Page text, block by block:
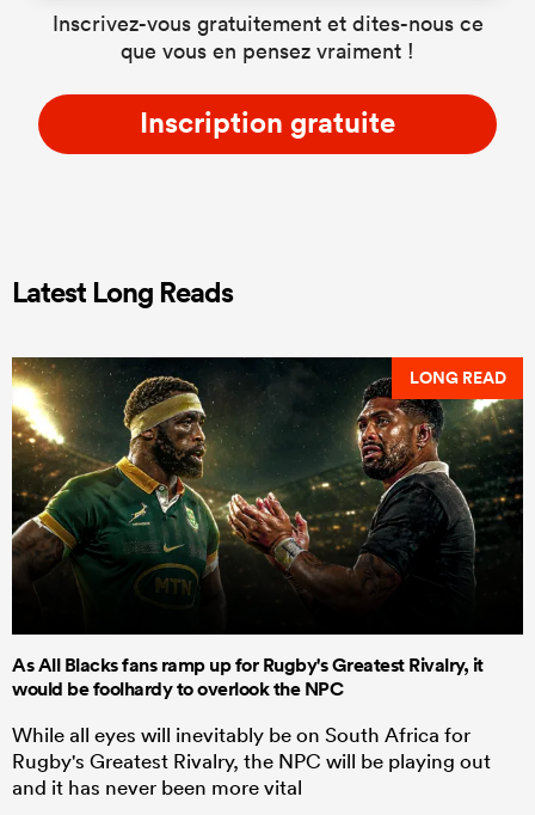
Inscrivez-vous gratuitement et dites-nous ce
que vous en pensez vraiment !
Inscription gratuite
Latest Long Reads
LONG READ
As All Blacks fans ramp up for Rugby's Greatest Rivalry, it
would be foolhardy to overlook the NPC
While all eyes will inevitably be on South Africa for
Rugby's Greatest Rivalry, the NPC will be playing out
and it has never been more vital